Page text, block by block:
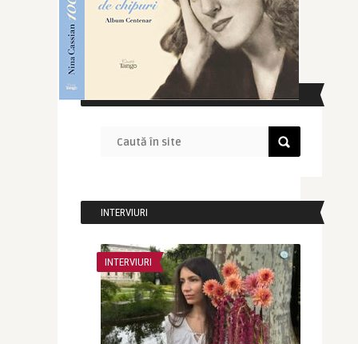
CAUTĂ ÎN SITE
INTERVIURI
INTERVIURI